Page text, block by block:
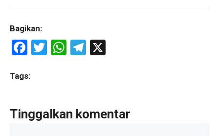
Bagikan:
F
ce
o
o
T
W
A
T
a
Tags:
Tinggalkan komentar